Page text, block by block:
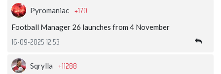
Pyromaniac +170
Football Manager 26 launches from 4 November
16-09-2025 12:53
Sqrylla +11288